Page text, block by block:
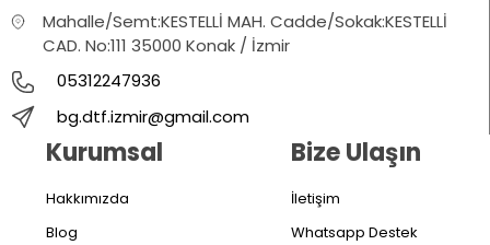
Mahalle/Semt:KESTELLİ MAH. Cadde/Sokak:KESTELLİ
CAD. No:111 35000 Konak / İzmir
05312247936
bg.dtf.izmir@gmail.com
Kurumsal
Hakkımızda
Blog
Bize Ulaşın
İletişim
Whatsapp Destek